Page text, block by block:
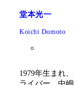
堂本光一
Koichi Domoto
1979年生まれ